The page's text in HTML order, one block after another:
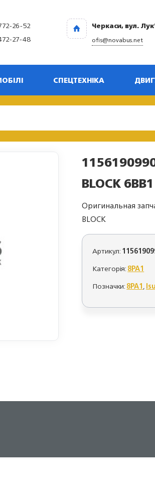
26-52
27-48
Черкаси, вул.
ofis@novabus.net
СПЕЦТЕХНІКА
BLOCK
Оригинальная
BLOCK
Артикул:
Категорія:8PA1
Позначки:8PA1,